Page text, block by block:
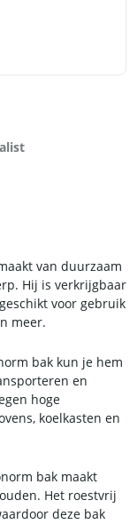
van duurzaam
Hij is verkrijgbaar
voor gebruik
meer.
bak kun je hem
en
hoge
koelkasten en
bak maakt
Het roestvrij
deze bak